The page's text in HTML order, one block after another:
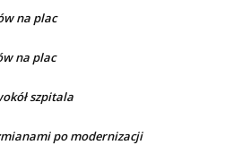
na plac
na plac
szpitala
po modernizacji